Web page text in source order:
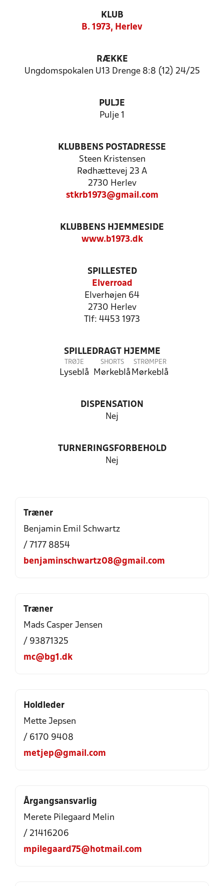
KLUB
B. 1973, Herlev
RÆKKE
Ungdomspokalen U13 Drenge 8:8 (12) 24/25
PULJE
Pulje 1
KLUBBENS POSTADRESSE
Steen Kristensen
Rødhættevej 23 A
2730 Herlev
stkrb1973@gmail.com
KLUBBENS HJEMMESIDE
www.b1973.dk
SPILLESTED
Elverroad
Elverhøjen 64
2730 Herlev
Tlf: 4453 1973
SPILLEDRAGT HJEMME
TRØJE
Lyseblå
SHORTS
Mørkeblå
STRØMPER
Mørkeblå
DISPENSATION
Nej
TURNERINGSFORBEHOLD
Nej
Træner
Benjamin Emil Schwartz
/ 7177 8854
benjaminschwartz08@gmail.com
Træner
Mads Casper Jensen
/ 93871325
mc@bg1.dk
Holdleder
Mette Jepsen
/ 6170 9408
metjep@gmail.com
Årgangsansvarlig
Merete Pilegaard Melin
/ 21416206
mpilegaard75@hotmail.com